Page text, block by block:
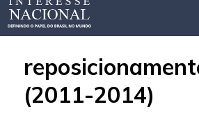
(2011-2014)